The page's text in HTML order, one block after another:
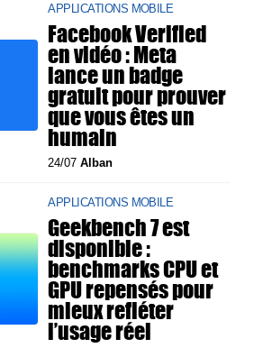
APPLICATIONS MOBILE
Facebook Verified
en vidéo : Meta
lance un badge
gratuit pour prouver
que vous êtes un
humain
24/07Alban
APPLICATIONS MOBILE
Geekbench 7 est
disponible :
benchmarks CPU et
GPU repensés pour
mieux refléter
l’usage réel